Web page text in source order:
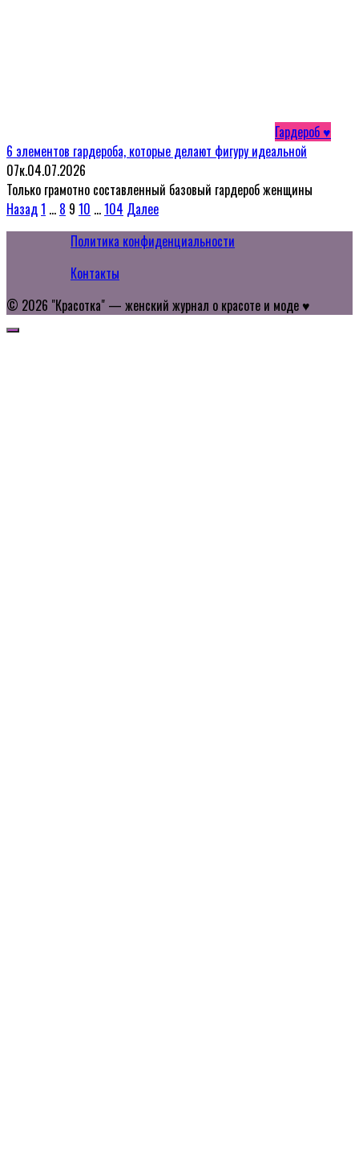
Гардероб ♥
6 элементов гардероба, которые делают фигуру идеальной
07к.04.07.2026
Только грамотно составленный базовый гардероб женщины
Пагинация
записей
Назад1 … 8 9 10 …104 Далее
Политика конфиденциальности
Контакты
© 2026 "Красотка" — женский журнал о красоте и моде ♥